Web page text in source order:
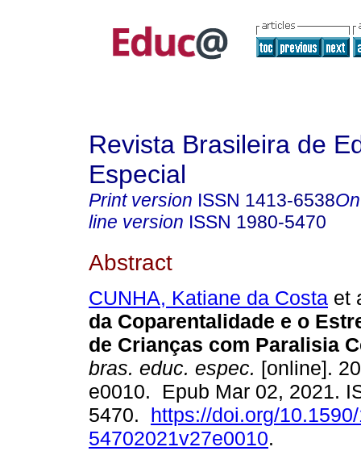
Revista Brasileira de
Especial
Print version ISSN 1413-6538
line version ISSN 1980-5470
Abstract
CUNHA, Katiane da Costa et
da Coparentalidade e o
de Crianças com Paralisia
bras. educ. espec. [online].
e0010. Epub Mar 02, 2021.
5470. https://doi.org/
54702021v27e0010.